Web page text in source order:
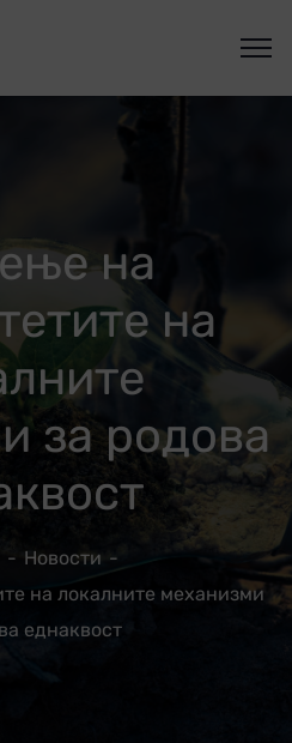
на
на
за родова
Новости
на локалните механизми
еднаквост